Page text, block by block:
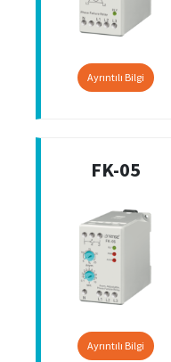
Ayrıntılı Bilgi
FK-05
Ayrıntılı Bilgi